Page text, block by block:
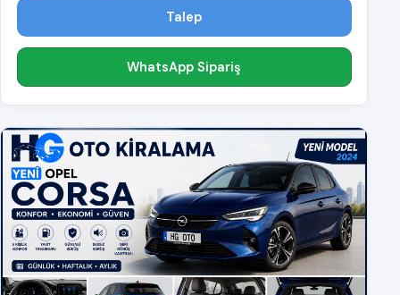
Talep
WhatsApp Sipariş